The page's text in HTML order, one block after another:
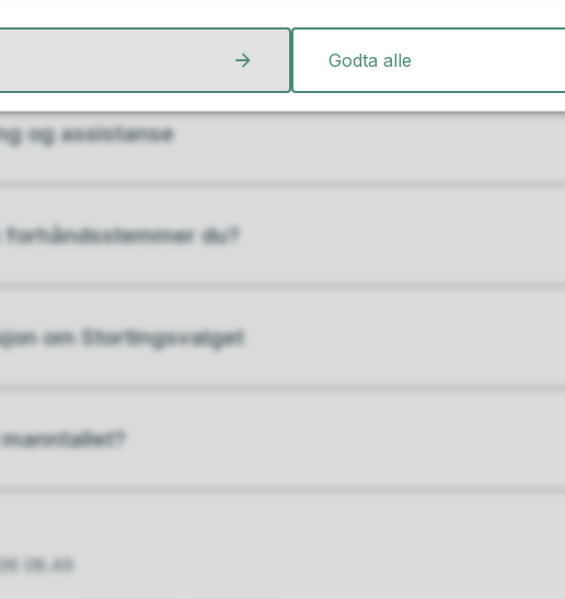
spørsmål angående valg 2025?
og assistanse
forhåndsstemmer du?
om Stortingsvalget
08.49
Godta alle